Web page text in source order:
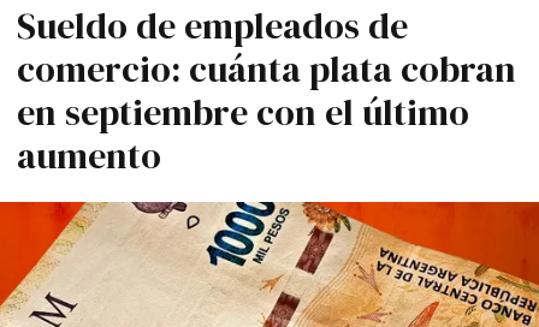
Sueldo de empleados de
comercio: cuánta plata cobran
en septiembre con el último
aumento